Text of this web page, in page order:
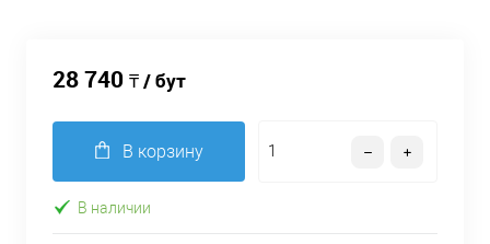
28 740 ₸ / бут
В корзину
В наличии